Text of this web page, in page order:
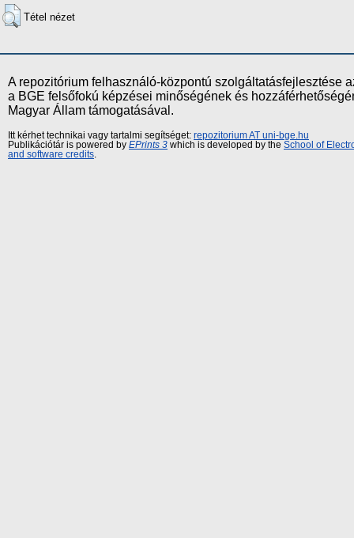
Tétel nézet
A repozitórium felhasználó-központú szolgáltatásfejlesztése
a BGE felsőfokú képzései minőségének és
Magyar Állam támogatásával.
Itt kérhet technikai vagy tartalmi segítséget: repozitorium AT uni-bge.hu
Publikációtár is powered by EPrints 3 which is developed by the School of
and software credits